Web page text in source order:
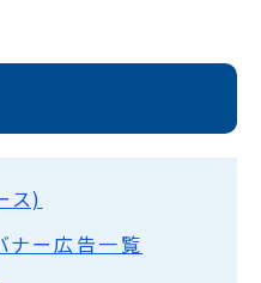
ス)
ナー広告一覧